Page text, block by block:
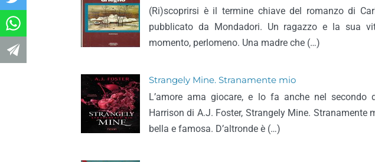
(Ri)scoprirsi è il termine chiave del romanzo di
pubblicato da Mondadori. Un ragazzo e la sua
momento, perlomeno. Una madre che (…)
Strangely Mine. Stranamente mio
L’amore ama giocare, e lo fa anche nel
Harrison di A.J. Foster, Strangely Mine. Stranamente
bella e famosa. D’altronde è (…)